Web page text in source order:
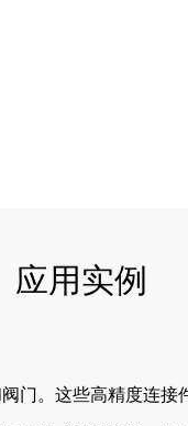
应用实例
。这些高精度连